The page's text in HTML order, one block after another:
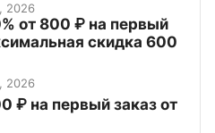
2026
от 800 ₽ на первый
скидка 600
2026
₽ на первый заказ от